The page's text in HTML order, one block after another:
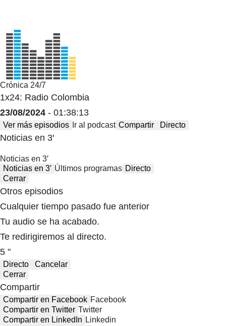
Crónica 24/7
1x24: Radio Colombia
23/08/2024 - 01:38:13
Ver más episodios Ir al podcast Compartir Directo
Noticias en 3′
Noticias en 3′
Noticias en 3′ Últimos programas Directo
Cerrar
Otros episodios
Cualquier tiempo pasado fue anterior
Tu audio se ha acabado.
Te redirigiremos al directo.
5 "
Directo
Cancelar
Cerrar
Compartir
Compartir en Facebook Facebook
Compartir en Twitter Twitter
Compartir en LinkedIn Linkedin